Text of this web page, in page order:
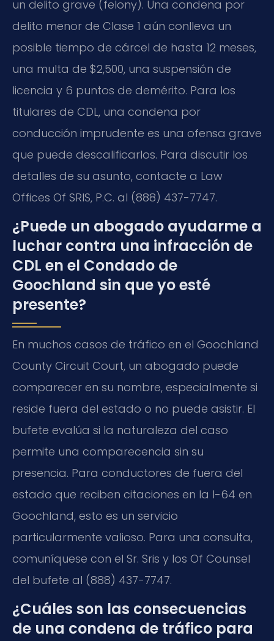
un delito grave (felony). Una condena por
delito menor de Clase 1 aún conlleva un
posible tiempo de cárcel de hasta 12 meses,
una multa de $2,500, una suspensión de
licencia y 6 puntos de demérito. Para los
titulares de CDL, una condena por
conducción imprudente es una ofensa grave
que puede descalificarlos. Para discutir los
detalles de su asunto, contacte a Law
Offices Of SRIS, P.C. al (888) 437-7747.
¿Puede un abogado ayudarme a
luchar contra una infracción de
CDL en el Condado de
Goochland sin que yo esté
presente?
En muchos casos de tráfico en el Goochland
County Circuit Court, un abogado puede
comparecer en su nombre, especialmente si
reside fuera del estado o no puede asistir. El
bufete evalúa si la naturaleza del caso
permite una comparecencia sin su
presencia. Para conductores de fuera del
estado que reciben citaciones en la I-64 en
Goochland, esto es un servicio
particularmente valioso. Para una consulta,
comuníquese con el Sr. Sris y los Of Counsel
del bufete al (888) 437-7747.
¿Cuáles son las consecuencias
de una condena de tráfico para